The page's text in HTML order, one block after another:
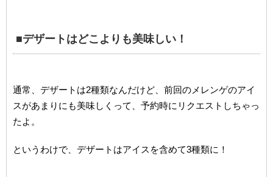
■デザートはどこよりも美味しい！
通常、デザートは2種類なんだけど、前回のメレンゲのアイ
スがあまりにも美味しくって、予約時にリクエストしちゃっ
たよ。
というわけで、デザートはアイスを含めて3種類に！